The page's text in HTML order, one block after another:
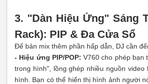
3. "Dàn Hiệu Ứng" Sáng
Rack): PIP & Đa Cửa Sổ
Để bản mix thêm phần hấp dẫn, DJ cần
- Hiệu ứng PIP/POP: V760 cho phép bạn
trong hình", lồng ghép nhiều nguồn video
hình. Bạn có thể hiển thị hình ảnh người